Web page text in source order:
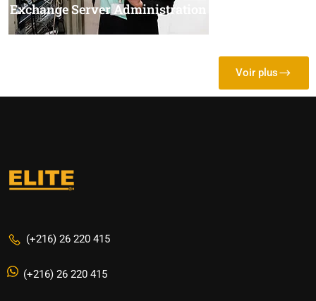
Exchange Server Administration
Voir plus
(+216) 26 220 415
(+216) 26 220 415